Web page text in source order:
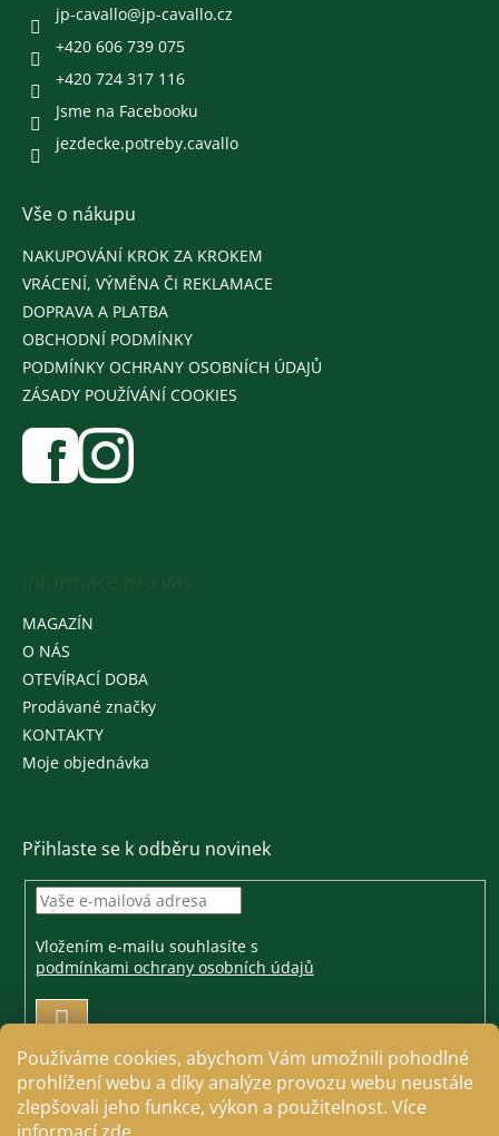
Používáme cookies, abychom Vám umožnili pohodlné
prohlížení webu a díky analýze provozu webu neustále
zlepšovali jeho funkce, výkon a použitelnost. Více
jp-cavallo@jp-cavallo.cz
+420 606 739 075
+420 724 317 116
Jsme na Facebooku
jezdecke.potreby.cavallo
Vše o nákupu
NAKUPOVÁNÍ KROK ZA KROKEM
VRÁCENÍ, VÝMĚNA ČI REKLAMACE
DOPRAVA A PLATBA
OBCHODNÍ PODMÍNKY
PODMÍNKY OCHRANY OSOBNÍCH ÚDAJŮ
ZÁSADY POUŽÍVÁNÍ COOKIES
MAGAZÍN
O NÁS
OTEVÍRACÍ DOBA
Prodávané značky
KONTAKTY
Moje objednávka
Přihlaste se k odběru novinek
Vložením e-mailu souhlasíte s
podmínkami ochrany osobních údajů
PŘIHLÁSIT